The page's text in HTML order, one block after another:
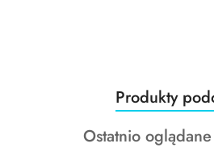
Pomiń karuzelę produktów
Produkty
o
statusie:
Produkty
Produkty
Ostatnio